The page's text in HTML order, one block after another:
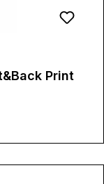
Print